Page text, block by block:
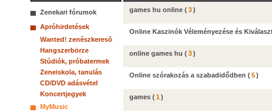
Zenekari fórumok
Apróhirdetések
Wanted! zenészkeresõ
Hangszerbörze
Stúdiók, próbatermek
Zeneiskola, tanulás
CD/DVD adásvétel
Koncertjegyek
MyMusic
games hu online (3)
Online Kaszinók Véleményezése és
online games hu (3)
Online szórakozás a szabadidődben (5)
games (1)